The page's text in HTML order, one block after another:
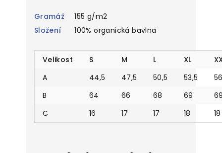
Gramáž
155 g/m2
Složení
100% organická bavlna
Velikost S M L XL
A
44,5 47,5 50,5 53,5
B
64 66 68 69
C
16 17 17 18 18